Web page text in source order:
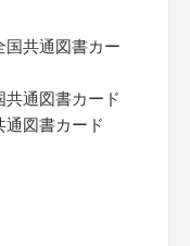
共通図書カー
通図書カード
図書カード